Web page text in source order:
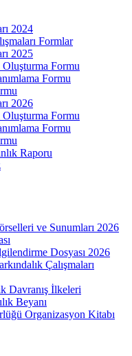
2024
Formlar
2025
Oluşturma Formu
Formu
2026
Oluşturma Formu
Formu
Raporu
ve Sunumları 2026
Dosyası 2026
Çalışmaları
Davranış İlkeleri
Beyanı
Organizasyon Kitabı